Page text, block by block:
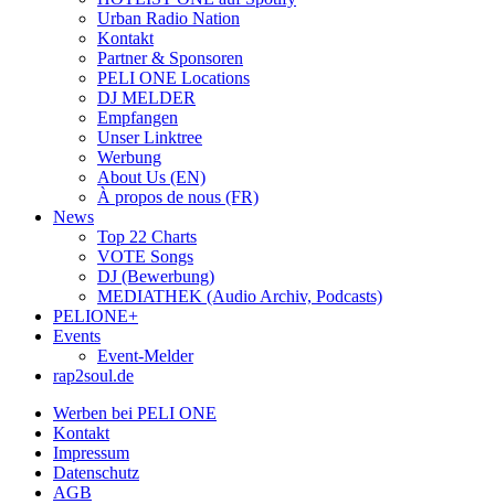
Urban Radio Nation
Kontakt
Partner & Sponsoren
PELI ONE Locations
DJ MELDER
Empfangen
Unser Linktree
Werbung
About Us (EN)
À propos de nous (FR)
News
Top 22 Charts
VOTE Songs
DJ (Bewerbung)
MEDIATHEK (Audio Archiv, Podcasts)
PELIONE+
Events
Event-Melder
rap2soul.de
Werben bei PELI ONE
Kontakt
Impressum
Datenschutz
AGB